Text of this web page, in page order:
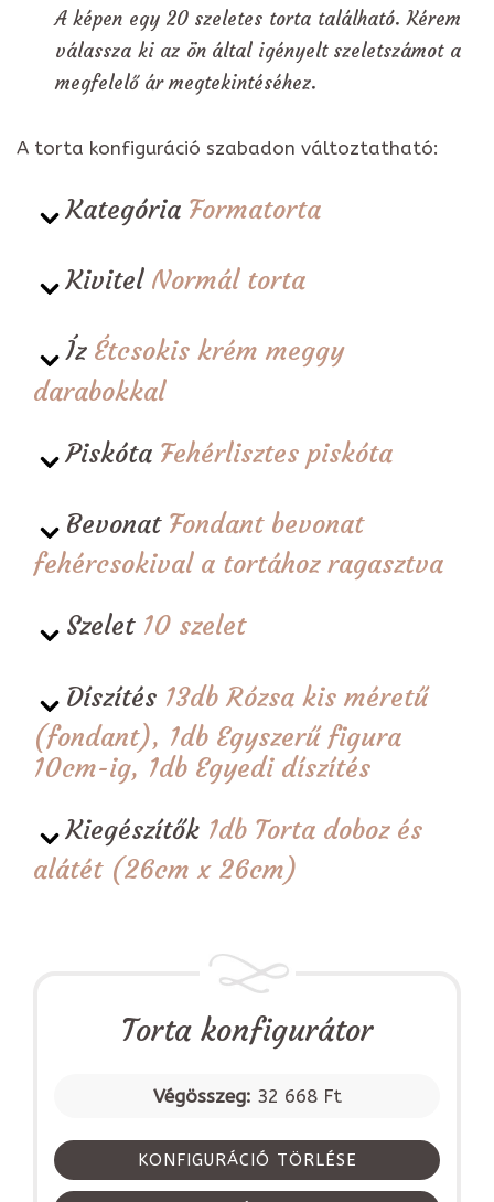
A képen egy 20 szeletes torta található. Kérem
válassza ki az ön által igényelt szeletszámot a
megfelelő ár megtekintéséhez.
A torta konfiguráció szabadon változtatható:
Kategória Formatorta
Kivitel Normál torta
Íz Étcsokis krém meggy
darabokkal
Piskóta Fehérlisztes piskóta
Bevonat Fondant bevonat
fehércsokival a tortához ragasztva
Szelet 10 szelet
Díszítés 13db Rózsa kis méretű
(fondant), 1db Egyszerű figura
10cm-ig, 1db Egyedi díszítés
Kiegészítők 1db Torta doboz és
alátét (26cm x 26cm)
Torta konfigurátor
Végösszeg: 32 668 Ft
KONFIGURÁCIÓ TÖRLÉSE